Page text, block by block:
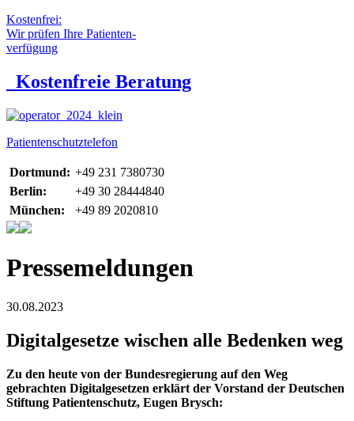
Kostenfrei:
Wir prüfen Ihre Patienten-
verfügung
Kostenfreie Beratung
Patientenschutztelefon
Dortmund: +49 231 7380730
Berlin:
+49 30 28444840
München:
+49 89 2020810
Pressemeldungen
30.08.2023
Digitalgesetze wischen alle Bedenken weg
Zu den heute von der Bundesregierung auf den Weg
gebrachten Digitalgesetzen erklärt der Vorstand der Deutschen
Stiftung Patientenschutz, Eugen Brysch: